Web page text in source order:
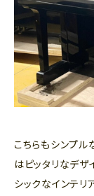
こちらもシンプ
はピッタリなデザ
シックなインテリ